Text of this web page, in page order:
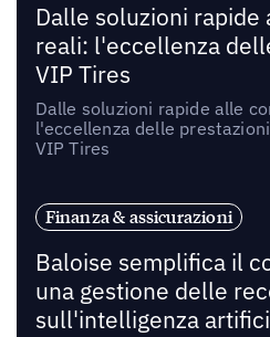
Dalle soluzioni rapide
reali: l'eccellenza
VIP Tires
Dalle soluzioni rapide alle
l'eccellenza delle
VIP Tires
Finanza & assicurazioni
Baloise semplifica il
una gestione delle
sull'intelligenza